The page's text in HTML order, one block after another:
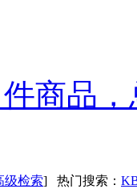
商品
级检索] 热门搜索：